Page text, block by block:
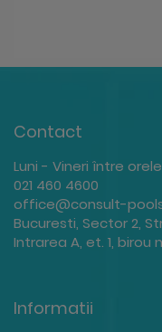
Contact
Luni - Vineri între
021 460 4600
office@consult-
Bucuresti, Sector 2,
Intrarea A, et. 1, birou
Informatii